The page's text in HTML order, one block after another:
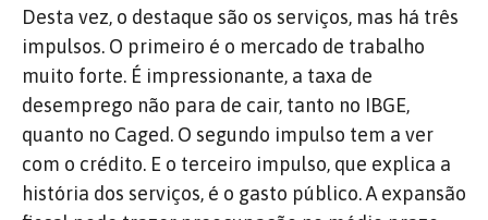
Desta vez, o destaque são os serviços, mas há três
impulsos. O primeiro é o mercado de trabalho
muito forte. É impressionante, a taxa de
desemprego não para de cair, tanto no IBGE,
quanto no Caged. O segundo impulso tem a ver
com o crédito. E o terceiro impulso, que explica a
história dos serviços, é o gasto público. A expansão